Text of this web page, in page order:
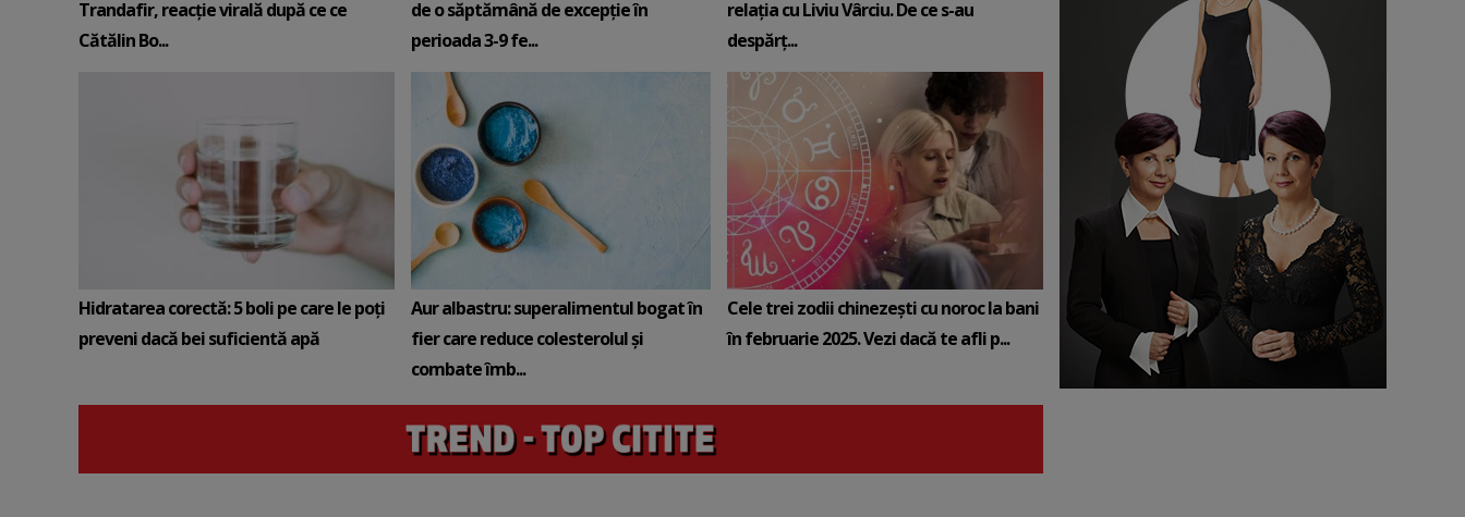
Trandafir, reacție virală după ce ce
Cătălin Bo...
de o săptămână de excepție în
perioada 3-9 fe...
relația cu Liviu Vârciu. De ce s-au
despărț...
Hidratarea corectă: 5 boli pe care le poți
preveni dacă bei suficientă apă
Aur albastru: superalimentul bogat în
fier care reduce colesterolul și
combate îmb...
Cele trei zodii chinezești cu noroc la bani
în februarie 2025. Vezi dacă te afli p...